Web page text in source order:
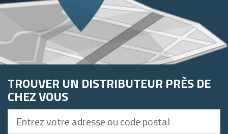
TROUVER UN DISTRIBUTEUR PRÈS DE
CHEZ VOUS
votre